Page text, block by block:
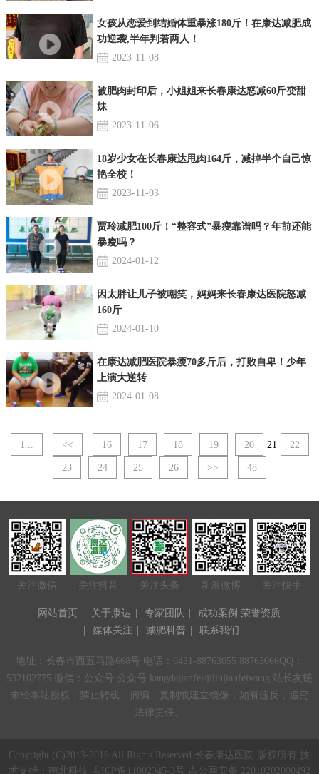
女孩从恋爱到结婚体重暴涨180斤！在康达减肥成
功逆袭,半年判若两人！
2023-11-08
被肥肉封印后，小姐姐来长春康达怒减60斤变甜
妹
2023-11-06
18岁少女在长春康达甩肉164斤，减掉半个自己惊
艳全校！
2023-11-03
贾玲减肥100斤！“整容式”暴瘦靠谱吗？年前还能
暴瘦吗？
2024-01-12
因太胖让儿子被嘲笑，妈妈来长春康达医院怒减
160斤
2024-01-10
在康达减肥医院暴瘦70多斤后，打败自卑！少年
上演大逆转
2024-01-08
1... << 16 17 18 19 20 21 22
23 24 25 26 >> 48
关注微信 关注抖音 关注头条 新浪微博 关注快手
网站首页 关于康达 专家团队 成功案例 荣誉资质
媒体关注 减肥科普 联系我们
地址：长春市西五马路668号 电话：0431-88763055 88763066QQ：
532102775 微信：公众号 公众号 kangdajianfei/jilinjianfeiwang 站长友链
未经本站授权，禁止转载、摘编、复制或建立镜像，如有违反，追究
法律责任。
Copyright (C)2013-2016 All Rights Reserved.长春康达医院 版权所有 技
术支持：
南北科技 吉ICP备11002345-3号 吉公网安备 22010202000492